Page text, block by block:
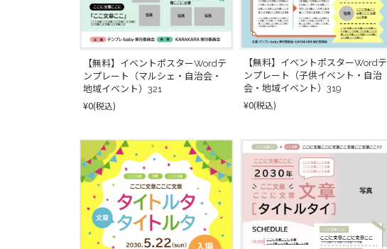
【無料】イベントポスターWordテ
ンプレート（マルシェ・自治会・
地域イベント）321
¥0(税込)
【無料】イベントポスターWordテ
ンプレート（子供イベント・自治
会・地域イベント）319
¥0(税込)